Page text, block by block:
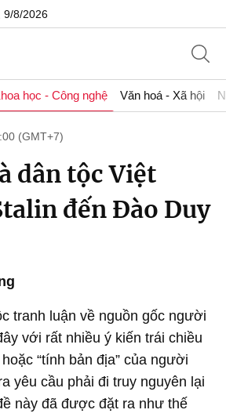
9/8/2026
học - Công nghệ Văn hoá - Xã hội
(GMT+7)
dân tộc Việt
đến Đào Duy
tranh luận về nguồn gốc người
với rất nhiều ý kiến trái chiều
“tính bản địa” của người
yêu cầu phải đi truy nguyên lại
này đã được đặt ra như thế